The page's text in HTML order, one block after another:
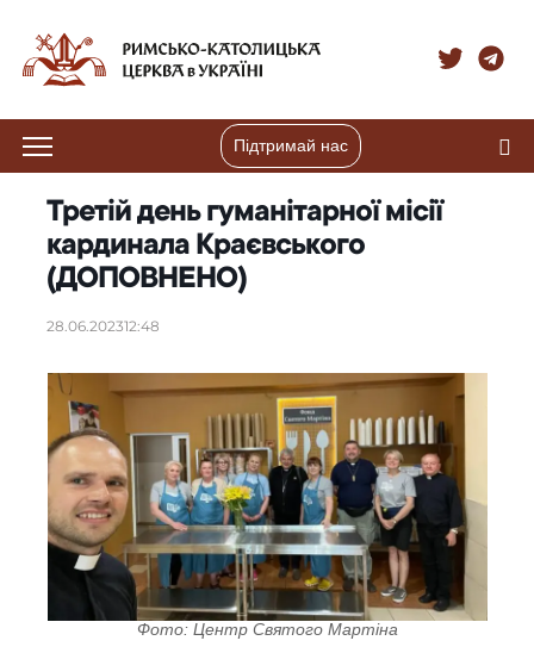
Підтримай нас
Третій день гуманітарної місії
кардинала Краєвського
(ДОПОВНЕНО)
28.06.202312:48
Фото: Центр Святого Мартіна